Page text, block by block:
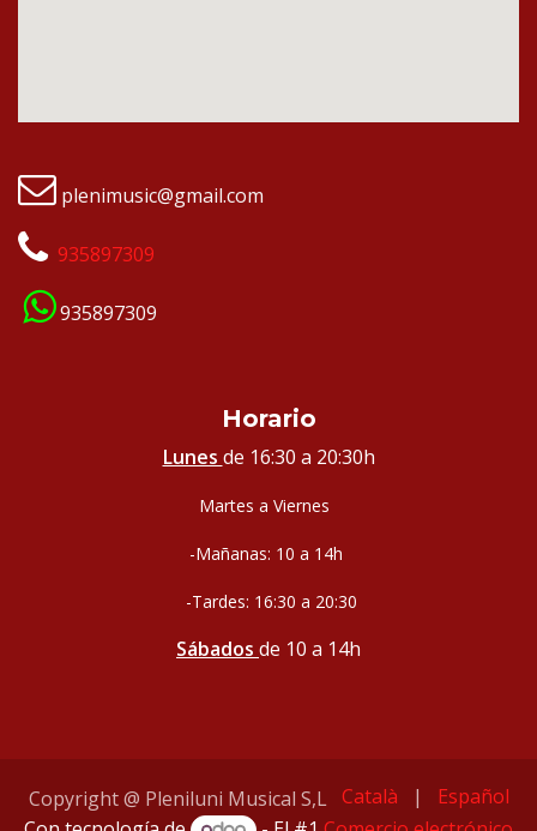
plenimusic@gmail.com
935897309
935897309
Horario
Lunes de 16:30 a 20:30h
Martes a Viernes
-Mañanas: 10 a 14h
-Tardes: 16:30 a 20:30
Sábados de 10 a 14h
Copyright @ Pleniluni Musical S,L Català |
Español